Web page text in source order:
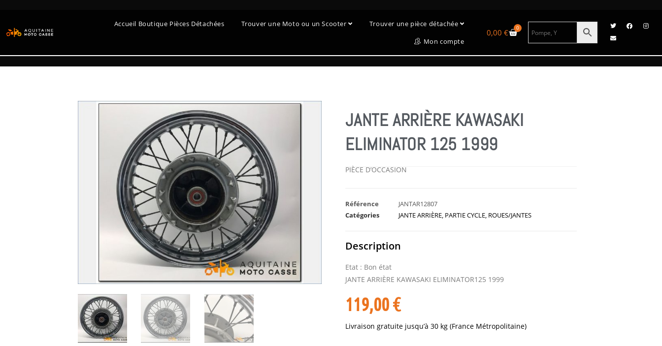
Accueil Boutique Pièces Détachées Trouver une Moto ou un Scooter
Trouver une pièce détachée
Mon compte
0,00 € 0
JANTE ARRIÈRE KAWASAKI
ELIMINATOR 125 1999
PIÈCE D’OCCASION
Référence
JANTAR12807
Catégories
JANTE ARRIÈRE, PARTIE CYCLE, ROUES/JANTES
Description
Etat : Bon état
JANTE ARRIÈRE KAWASAKI ELIMINATOR125 1999
119,00€
Livraison gratuite jusqu’à 30 kg (France Métropolitaine)